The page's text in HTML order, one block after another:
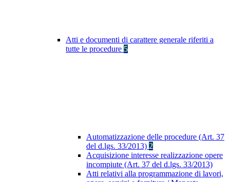
Atti e documenti di carattere generale riferiti a
tutte le procedure 5
Automatizzazione delle procedure (Art. 37
del d.lgs. 33/2013) 2
Acquisizione interesse realizzazione opere
incompiute (Art. 37 del d.lgs. 33/2013)
Atti relativi alla programmazione di lavori,